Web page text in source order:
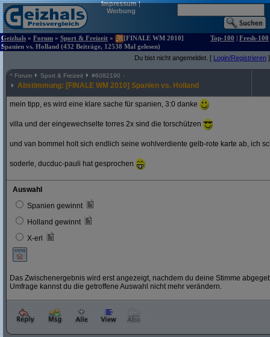
Impressum|
Werbung
Geizhals » Forum » Sport & Freizeit »
[FINALE WM 2010]
Spanien vs. Holland (432 Beiträge, 12538 Mal gelesen)
Top-100 | Fresh-100
Du bist nicht angemeldet. [ Login/Registrieren ]
^ Forum Sport & Freizeit #6082190
Abstimmung: [FINALE WM 2010] Spanien vs. Holland
mein tipp, es wird eine klare sache für spanien, 3:0 danke
villa und der eingewechselte torres 2x sind die torschützen
und van bommel holt sich endlich seine wohlverdiente gelb-rote karte ab, ich
soderle, ducduc-pauli hat gesprochen
Auswahl
Spanien gewinnt
Holland gewinnt
X-erl
Das Zwischenergebnis wird erst angezeigt, nachdem du deine Stimme
Umfrage kannst du die getroffene Auswahl nicht mehr verändern.